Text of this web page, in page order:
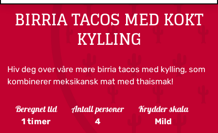
BIRRIA TACOS MED KOKT
KYLLING
Hiv deg over våre møre birria tacos med kylling, som
kombinerer meksikansk mat med thaismak!
Beregnet tid
1 timer
Antall personer
4
Krydder skala
Mild